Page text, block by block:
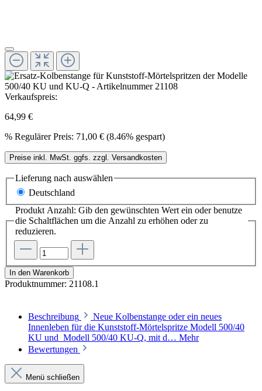
Verkaufspreis:
64,99 €
% Regulärer Preis: 71,00 € (8.46% gespart)
Preise inkl. MwSt. ggfs. zzgl. Versandkosten
Lieferung nach auswählen
Deutschland
Produkt Anzahl: Gib den gewünschten Wert ein oder benutze
die Schaltflächen um die Anzahl zu erhöhen oder zu
reduzieren.
In den Warenkorb
Produktnummer: 21108.1
Beschreibung
Neue Kolbenstange oder ein neues
Innenleben für die Kunststoff-Mörtelspritze Modell 500/40
KU und Modell 500/40 KU-Q, mit d… Mehr
Bewertungen
Menü schließen